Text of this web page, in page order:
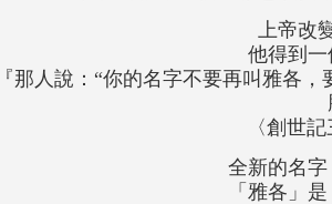
上帝改
他得到一
那人說：“你的名字不要再叫雅各
〈創世
全新的名
「雅各」